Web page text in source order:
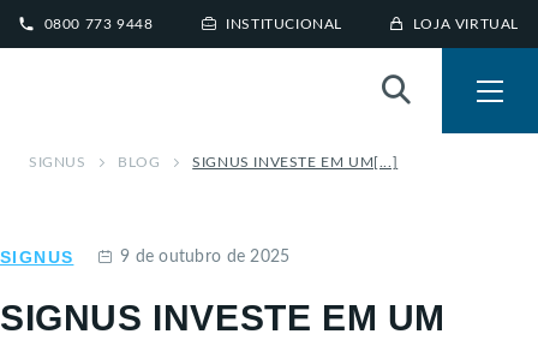
0800 773 9448 INSTITUCIONAL LOJA VIRTUAL
SIGNUS BLOG SIGNUS INVESTE EM UM[...]
SIGNUS 9 de outubro de 2025
SIGNUS INVESTE EM UM